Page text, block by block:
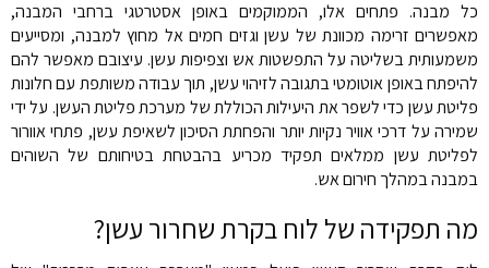
כל מבנה. פתחים אלו, הממוקמים באופן אסטרטגי ברחבי המבנה,
מאפשרים זרימה מכוונת של עשן וגזים חמים אל מחוץ למבנה, ומסייעים
משמעותית בשליטה על התפשטות אש וצפיפות עשן. עיצובם מאפשר להם
להיפתח באופן אוטומטי בתגובה לזיהוי עשן, תוך עבודה משותפת עם חלונות
פליטת עשן כדי לשפר את היעילות הכוללת של מערכת פליטת העשן. על ידי
שמירה על דרכי אוויר נקיות יותר והפחתת הסיכון לשאיפת עשן, פתחי אוורור
לפליטת עשן ממלאים תפקיד מכריע בהבטחת בטיחותם של השוהים
במבנה במהלך חירום אש.
מה תפקידה של לוח בקרת שחרור עשן?